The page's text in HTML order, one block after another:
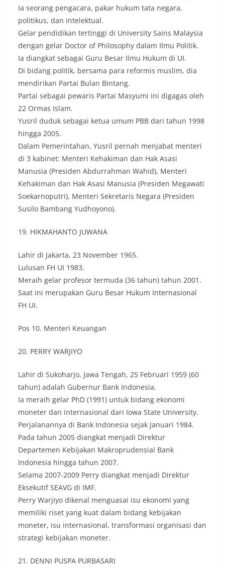
Ia seorang pengacara, pakar hukum tata negara,
politikus, dan intelektual.
Gelar pendidikan tertinggi di University Sains Malaysia
dengan gelar Doctor of Philosophy dalam Ilmu Politik.
Ia diangkat sebagai Guru Besar Ilmu Hukum di UI.
Di bidang politik, bersama para reformis muslim, dia
mendirikan Partai Bulan Bintang.
Partai sebagai pewaris Partai Masyumi ini digagas oleh
22 Ormas Islam.
Yusril duduk sebagai ketua umum PBB dari tahun 1998
hingga 2005.
Dalam Pemerintahan, Yusril pernah menjabat menteri
di 3 kabinet: Menteri Kehakiman dan Hak Asasi
Manusia (Presiden Abdurrahman Wahid), Menteri
Kehakiman dan Hak Asasi Manusia (Presiden Megawati
Soekarnoputri), Menteri Sekretaris Negara (Presiden
Susilo Bambang Yudhoyono).
19. HIKMAHANTO JUWANA
Lahir di Jakarta, 23 November 1965.
Lulusan FH UI 1983.
Meraih gelar profesor termuda (36 tahun) tahun 2001.
Saat ini merupakan Guru Besar Hukum Internasional
FH UI.
Pos 10. Menteri Keuangan
20. PERRY WARJIYO
Lahir di Sukoharjo, Jawa Tengah, 25 Februari 1959 (60
tahun) adalah Gubernur Bank Indonesia.
Ia meraih gelar PhD (1991) untuk bidang ekonomi
moneter dan internasional dari Iowa State University.
Perjalanannya di Bank Indonesia sejak Januari 1984.
Pada tahun 2005 diangkat menjadi Direktur
Departemen Kebijakan Makroprudensial Bank
Indonesia hingga tahun 2007.
Selama 2007-2009 Perry diangkat menjadi Direktur
Eksekutif SEAVG di IMF.
Perry Warjiyo dikenal menguasai isu ekonomi yang
memiliki riset yang kuat dalam bidang kebijakan
moneter, isu internasional, transformasi organisasi dan
strategi kebijakan moneter.
21. DENNI PUSPA PURBASARI